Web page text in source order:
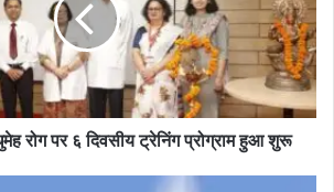
रोग पर ६ दिवसीय ट्रेनिंग प्रोग्राम हुआ शुरू